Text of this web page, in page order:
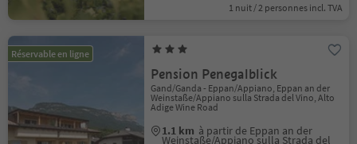
1 nuit / 2 personnes incl. TVA
Réservable en ligne
Pension Penegalblick
Gand/Ganda - Eppan/Appiano, Eppan an der
Weinstaße/Appiano sulla Strada del Vino, Alto
Adige Wine Road
1.1 km à partir de Eppan an der
Weinstaße/Appiano sulla Strada del